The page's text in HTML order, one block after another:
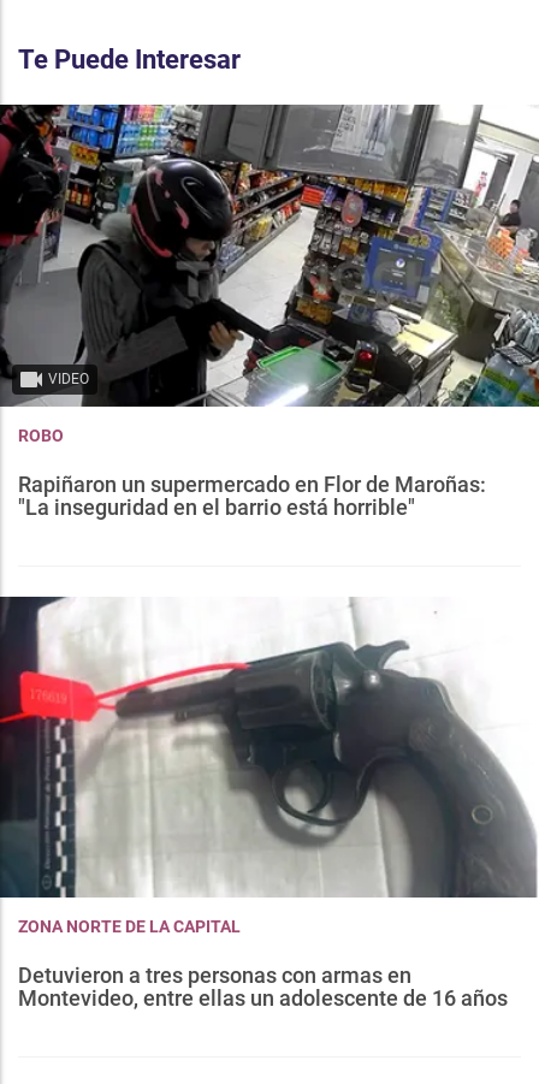
Te Puede Interesar
VIDEO
ROBO
Rapiñaron un supermercado en Flor de Maroñas:
"La inseguridad en el barrio está horrible"
ZONA NORTE DE LA CAPITAL
Detuvieron a tres personas con armas en
Montevideo, entre ellas un adolescente de 16 años